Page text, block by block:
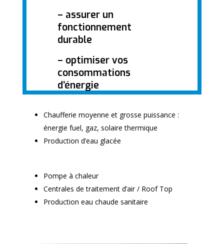
– assurer un
fonctionnement
durable
– optimiser vos
consommations
d’énergie
Chaufferie moyenne et grosse puissance :
énergie fuel, gaz, solaire thermique
Production d’eau glacée
Pompe à chaleur
Centrales de traitement d’air / Roof Top
Production eau chaude sanitaire